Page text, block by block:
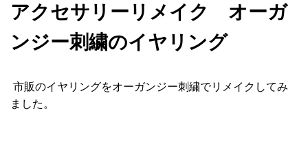
アクセサリーリメイク オーガ
ンジー刺繍のイヤリング
市販のイヤリングをオーガンジー刺繍でリメイクしてみ
ました。